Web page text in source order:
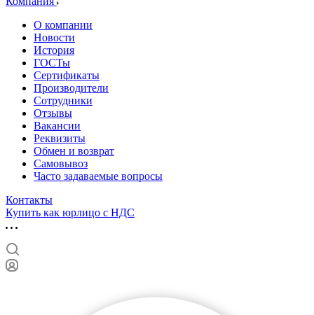
О компании
Новости
История
ГОСТы
Сертификаты
Производители
Сотрудники
Отзывы
Вакансии
Реквизиты
Обмен и возврат
Самовывоз
Часто задаваемые вопросы
Контакты
Купить как юрлицо с НДС